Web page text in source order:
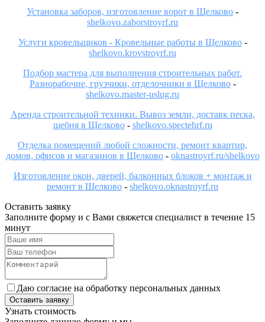
Установка заборов, изготовление ворот в Щелково -
shelkovo.zaborstroyrf.ru
Услуги кровельщиков - Кровельные работы в Щелково-
shelkovo.krovstroyrf.ru
Подбор мастера для выполнения строительных работ.
Разнорабочие, грузчики, отделочники в Щелково-
shelkovo.master-uslug.ru
Аренда строительной техники. Вывоз земли, доставк песка,
щебня в Щелково- shelkovo.spectehrf.ru
Отделка помещений любой сложности, ремонт квартир,
домов, офисов и магазинов в Щелково- oknastroyrf.ru/shelkovo
Изготовление окон, дверей, балконных блоков + монтаж и
ремонт в Щелково - shelkovo.oknastroyrf.ru
Оставить заявку
Заполните форму и с Вами свяжется специалист в течение 15
минут
Даю согласие на обработку персональных данных
Оставить заявку
Узнать стоимость